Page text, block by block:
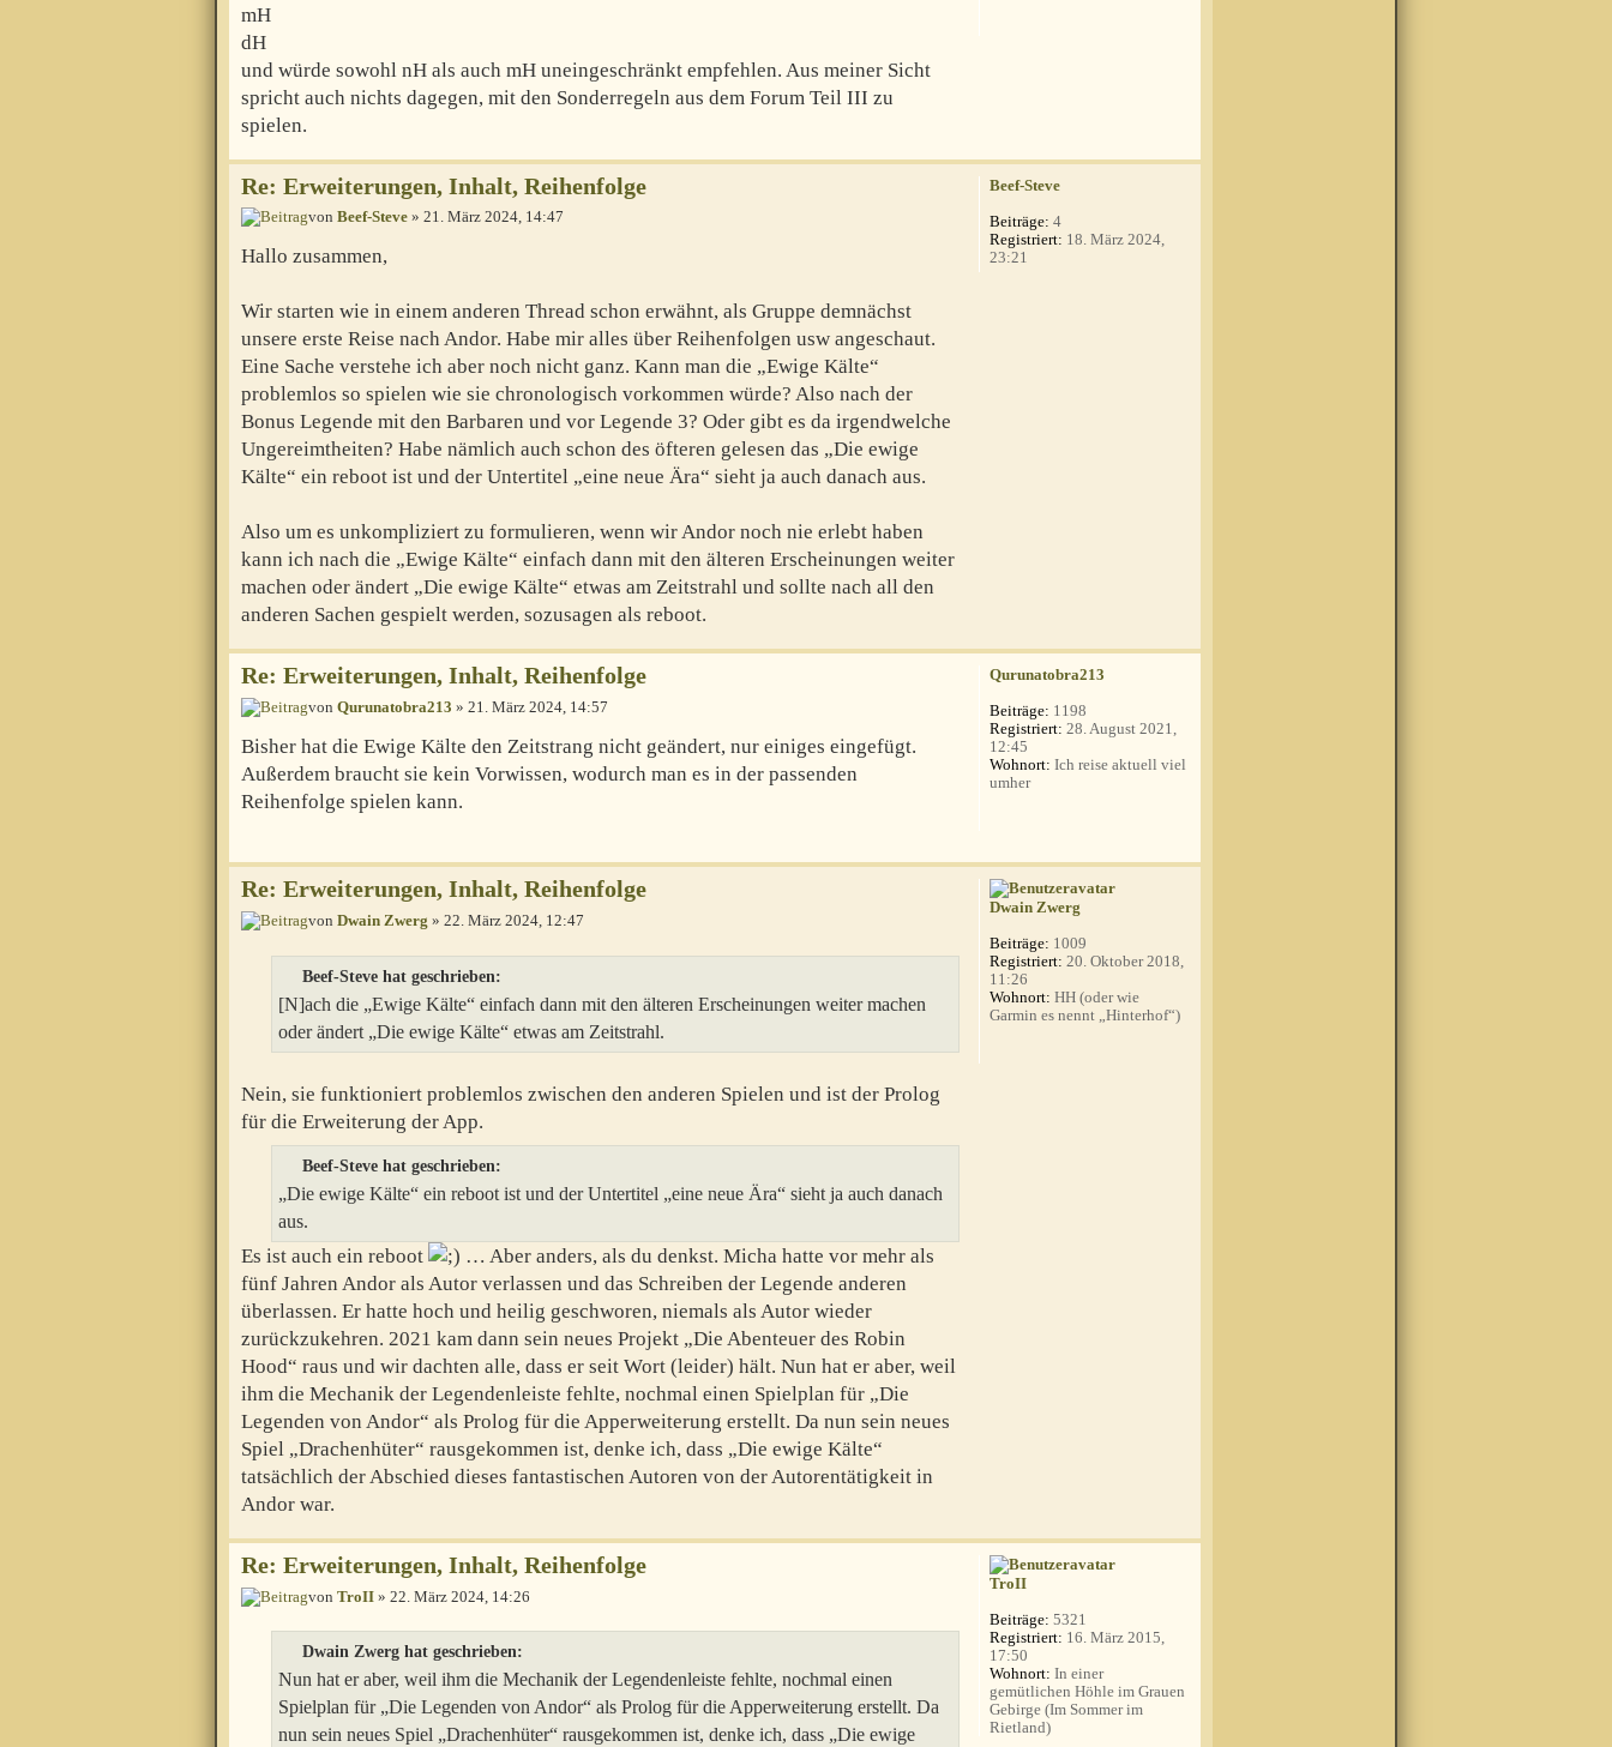
mH
dH
und würde sowohl nH als auch mH uneingeschränkt empfehlen. Aus meiner Sicht
spricht auch nichts dagegen, mit den Sonderregeln aus dem Forum Teil III zu
spielen.
Re: Erweiterungen, Inhalt, Reihenfolge
von Beef-Steve » 21. März 2024, 14:47
Hallo zusammen,
Wir starten wie in einem anderen Thread schon erwähnt, als Gruppe demnächst
unsere erste Reise nach Andor. Habe mir alles über Reihenfolgen usw angeschaut.
Eine Sache verstehe ich aber noch nicht ganz. Kann man die „Ewige Kälte“
problemlos so spielen wie sie chronologisch vorkommen würde? Also nach der
Bonus Legende mit den Barbaren und vor Legende 3? Oder gibt es da irgendwelche
Ungereimtheiten? Habe nämlich auch schon des öfteren gelesen das „Die ewige
Kälte“ ein reboot ist und der Untertitel „eine neue Ära“ sieht ja auch danach aus.
Also um es unkompliziert zu formulieren, wenn wir Andor noch nie erlebt haben
kann ich nach die „Ewige Kälte“ einfach dann mit den älteren Erscheinungen weiter
machen oder ändert „Die ewige Kälte“ etwas am Zeitstrahl und sollte nach all den
anderen Sachen gespielt werden, sozusagen als reboot.
Beef-Steve
Beiträge: 4
Registriert: 18. März 2024,
23:21
Re: Erweiterungen, Inhalt, Reihenfolge
von Qurunatobra213 » 21. März 2024, 14:57
Bisher hat die Ewige Kälte den Zeitstrang nicht geändert, nur einiges eingefügt.
Außerdem braucht sie kein Vorwissen, wodurch man es in der passenden
Reihenfolge spielen kann.
Qurunatobra213
Beiträge: 1198
Registriert: 28. August 2021,
12:45
Wohnort: Ich reise aktuell viel
umher
Re: Erweiterungen, Inhalt, Reihenfolge
von Dwain Zwerg » 22. März 2024, 12:47
Beef-Steve hat geschrieben:
[N]ach die „Ewige Kälte“ einfach dann mit den älteren Erscheinungen weiter machen
oder ändert „Die ewige Kälte“ etwas am Zeitstrahl.
Nein, sie funktioniert problemlos zwischen den anderen Spielen und ist der Prolog
für die Erweiterung der App.
Beef-Steve hat geschrieben:
„Die ewige Kälte“ ein reboot ist und der Untertitel „eine neue Ära“ sieht ja auch danach
aus.
Es ist auch ein reboot
… Aber anders, als du denkst. Micha hatte vor mehr als
fünf Jahren Andor als Autor verlassen und das Schreiben der Legende anderen
überlassen. Er hatte hoch und heilig geschworen, niemals als Autor wieder
zurückzukehren. 2021 kam dann sein neues Projekt „Die Abenteuer des Robin
Hood“ raus und wir dachten alle, dass er seit Wort (leider) hält. Nun hat er aber, weil
ihm die Mechanik der Legendenleiste fehlte, nochmal einen Spielplan für „Die
Legenden von Andor“ als Prolog für die Apperweiterung erstellt. Da nun sein neues
Spiel „Drachenhüter“ rausgekommen ist, denke ich, dass „Die ewige Kälte“
tatsächlich der Abschied dieses fantastischen Autoren von der Autorentätigkeit in
Andor war.
Dwain Zwerg
Beiträge: 1009
Registriert: 20. Oktober 2018,
11:26
Wohnort: HH (oder wie
Garmin es nennt „Hinterhof“)
Re: Erweiterungen, Inhalt, Reihenfolge
von TroII » 22. März 2024, 14:26
Dwain Zwerg hat geschrieben:
Nun hat er aber, weil ihm die Mechanik der Legendenleiste fehlte, nochmal einen
Spielplan für „Die Legenden von Andor“ als Prolog für die Apperweiterung erstellt. Da
nun sein neues Spiel „Drachenhüter“ rausgekommen ist, denke ich, dass „Die ewige
TroII
Beiträge: 5321
Registriert: 16. März 2015,
17:50
Wohnort: In einer
gemütlichen Höhle im Grauen
Gebirge (Im Sommer im
Rietland)